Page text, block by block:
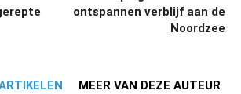
ontspannen verblijf aan de
Noordzee
MEER VAN DEZE AUTEUR